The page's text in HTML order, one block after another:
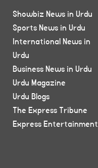
Showbiz News in Urdu
Sports News in Urdu
International News in
Urdu
Business News in Urdu
Urdu Magazine
Urdu Blogs
The Express Tribune
Express Entertainment